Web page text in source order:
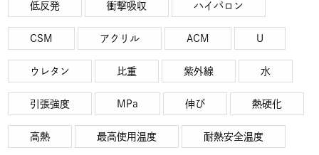
低反発 衝撃吸収 ハイパロン
CSM アクリル ACM U
ウレタン 比重 紫外線 水
引張強度 MPa 伸び 熱硬化
高熱 最高使用温度 耐熱安全温度